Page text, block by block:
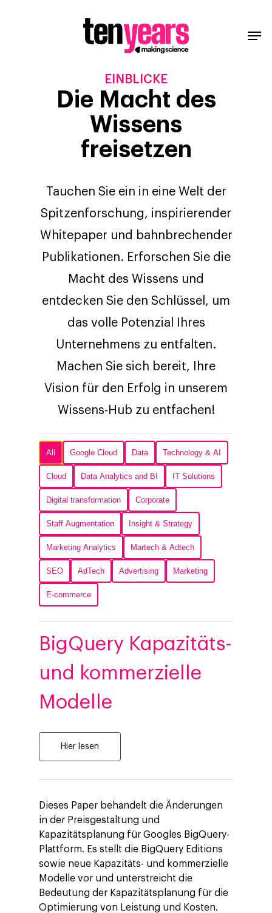
EINBLICKE
Die Macht des
Wissens
freisetzen
Tauchen Sie ein in eine Welt der
Spitzenforschung, inspirierender
Whitepaper und bahnbrechender
Publikationen. Erforschen Sie die
Macht des Wissens und
entdecken Sie den Schlüssel, um
das volle Potenzial Ihres
Unternehmens zu entfalten.
Machen Sie sich bereit, Ihre
Vision für den Erfolg in unserem
Wissens-Hub zu entfachen!
All Google Cloud Data Technology & AI
Cloud Data Analytics and BI IT Solutions
Digital transformation Corporate
Staff Augmentation Insight & Strategy
Marketing Analytics Martech & Adtech
SEO AdTech Advertising Marketing
E-commerce
BigQuery Kapazitäts-
und kommerzielle
Modelle
Hier lesen
Dieses Paper behandelt die Änderungen
in der Preisgestaltung und
Kapazitätsplanung für Googles BigQuery-
Plattform. Es stellt die BigQuery Editions
sowie neue Kapazitäts- und kommerzielle
Modelle vor und unterstreicht die
Bedeutung der Kapazitätsplanung für die
Optimierung von Leistung und Kosten.